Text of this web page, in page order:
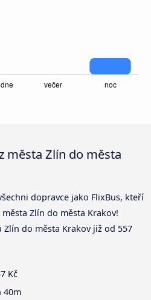
města Zlín do města
dopravce jako FlixBus, kteří
Zlín do města Krakov!
Zlín do města Krakov již od 557
Kč
40m